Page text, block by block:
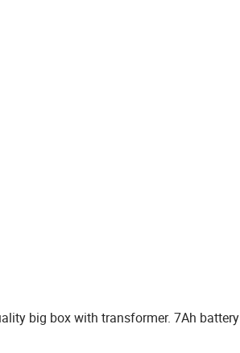
big box with transformer. 7Ah battery